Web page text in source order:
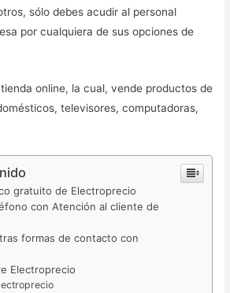
sólo debes acudir al personal
por cualquiera de sus opciones de
online, la cual, vende productos de
televisores, computadoras,
gratuito de Electroprecio
con Atención al cliente de
formas de contacto con
Electroprecio